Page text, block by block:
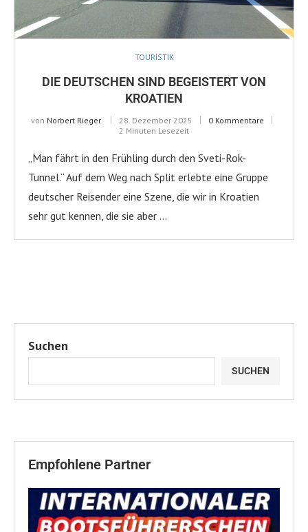
TOURISTIK
DIE DEUTSCHEN SIND BEGEISTERT VON
KROATIEN
von Norbert Rieger 28. Dezember 2025
0 Kommentare
2 Minuten Lesezeit
„Man fährt in den Frühling durch den Sveti-Rok-
Tunnel.“ Auf dem Weg nach Split erlebte eine Gruppe
deutscher Reisender eine Szene, die wir in Kroatien
sehr gut kennen, die sie aber …
Suchen
SUCHEN
Empfohlene Partner